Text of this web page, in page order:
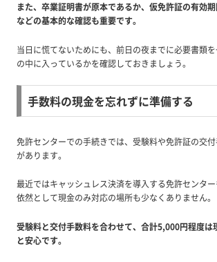
また、卒業証明書が原本であるか、仮免許証の有効
などの基本的な確認も重要です。
当日に慌てないためにも、前日の夜までに必要書類
の中に入っているかを確認しておきましょう。
手数料の現金を忘れずに準備する
免許センターでの手続きでは、受験料や免許証の交
があります。
最近ではキャッシュレス決済を導入する免許センター
依然として現金のみ対応の場所も少なくありません。
受験料と交付手数料を合わせて、合計5,000円程度は
と安心です。